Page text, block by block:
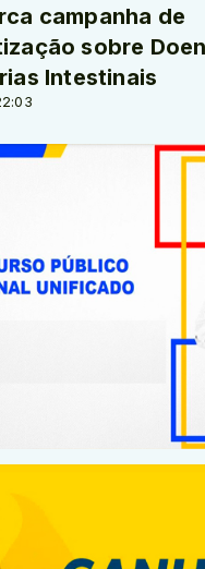
campanha de
sobre
Intestinais